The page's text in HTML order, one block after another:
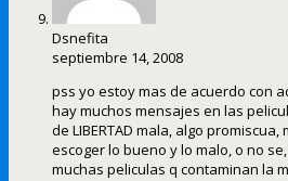
Dsnefita
septiembre 14, 2008
pss yo estoy mas de acuerdo con
hay muchos mensajes en las
de LIBERTAD mala, algo
escoger lo bueno y lo malo, o no
muchas peliculas q contaminan la